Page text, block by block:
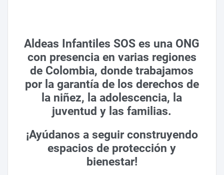
Aldeas Infantiles SOS es una ONG
con presencia en varias regiones
de Colombia, donde trabajamos
por la garantía de los derechos de
la niñez, la adolescencia, la
juventud y las familias.
¡Ayúdanos a seguir construyendo
espacios de protección y
bienestar!